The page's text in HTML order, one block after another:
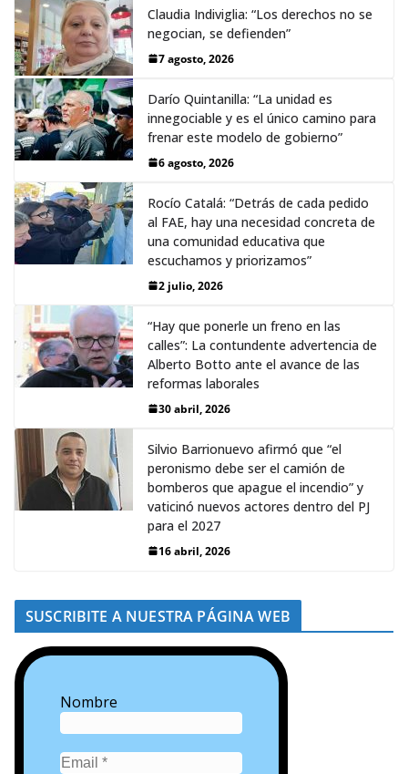
Claudia Indiviglia: “Los derechos no se
negocian, se defienden”
7 agosto, 2026
Darío Quintanilla: “La unidad es
innegociable y es el único camino para
frenar este modelo de gobierno”
6 agosto, 2026
Rocío Catalá: “Detrás de cada pedido
al FAE, hay una necesidad concreta de
una comunidad educativa que
escuchamos y priorizamos”
2 julio, 2026
“Hay que ponerle un freno en las
calles”: La contundente advertencia de
Alberto Botto ante el avance de las
reformas laborales
30 abril, 2026
Silvio Barrionuevo afirmó que “el
peronismo debe ser el camión de
bomberos que apague el incendio” y
vaticinó nuevos actores dentro del PJ
para el 2027
16 abril, 2026
SUSCRIBITE A NUESTRA PÁGINA WEB
Nombre